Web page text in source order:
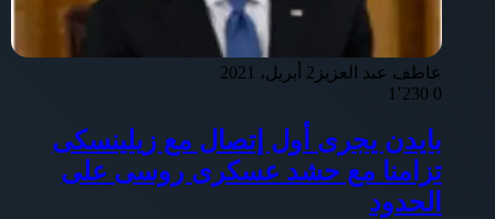
عاطف عبد العزيز 2 أبريل، 2021
0
بايدن يجرى أول إتصال مع زيلينسكى
تزامنا مع حشد عسكرى روسى على
الحدود